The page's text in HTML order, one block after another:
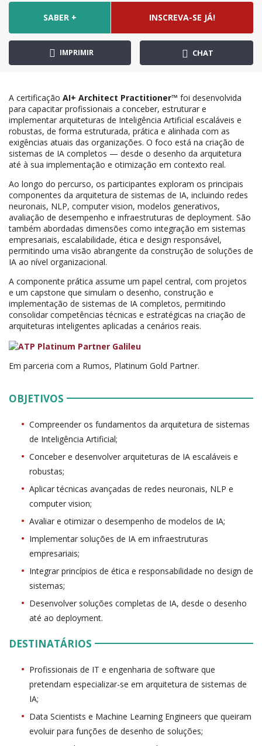
SABER + INSCREVA-SE JÁ!
IMPRIMIR CHAT
A certificação AI+ Architect Practitioner™ foi desenvolvida
para capacitar profissionais a conceber, estruturar e
implementar arquiteturas de Inteligência Artificial escaláveis e
robustas, de forma estruturada, prática e alinhada com as
exigências atuais das organizações. O foco está na criação de
sistemas de IA completos — desde o desenho da arquitetura
até à sua implementação e otimização em contexto real.
Ao longo do percurso, os participantes exploram os principais
componentes da arquitetura de sistemas de IA, incluindo redes
neuronais, NLP, computer vision, modelos generativos,
avaliação de desempenho e infraestruturas de deployment. São
também abordadas dimensões como integração em sistemas
empresariais, escalabilidade, ética e design responsável,
permitindo uma visão abrangente da construção de soluções de
IA ao nível organizacional.
A componente prática assume um papel central, com projetos
e um capstone que simulam o desenho, construção e
implementação de sistemas de IA completos, permitindo
consolidar competências técnicas e estratégicas na criação de
arquiteturas inteligentes aplicadas a cenários reais.
Em parceria com a Rumos, Platinum Gold Partner.
OBJETIVOS
Compreender os fundamentos da arquitetura de sistemas
de Inteligência Artificial;
Conceber e desenvolver arquiteturas de IA escaláveis e
robustas;
Aplicar técnicas avançadas de redes neuronais, NLP e
computer vision;
Avaliar e otimizar o desempenho de modelos de IA;
Implementar soluções de IA em infraestruturas
empresariais;
Integrar princípios de ética e responsabilidade no design de
sistemas;
Desenvolver soluções completas de IA, desde o desenho
até ao deployment.
DESTINATÁRIOS
Profissionais de IT e engenharia de software que
pretendam especializar-se em arquitetura de sistemas de
IA;
Data Scientists e Machine Learning Engineers que queiram
evoluir para funções de desenho de soluções;